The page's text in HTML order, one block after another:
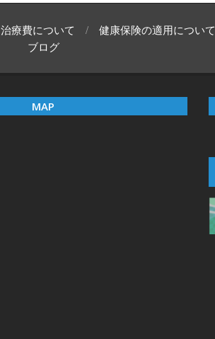
治療費について 健康保険の適用について
ブログ
MAP